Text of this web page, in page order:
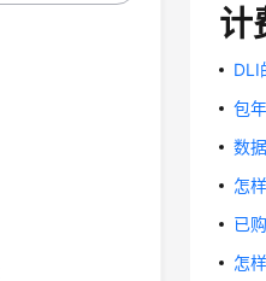
计
DLI
包
数
怎
已
怎